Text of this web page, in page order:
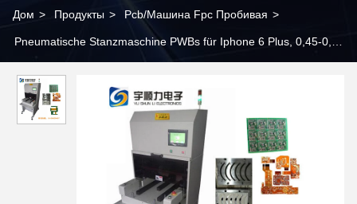
Дом > Продукты > Pcb/машина Fpc Пробивая >
Pneumatische Stanzmaschine PWBs für Iphone 6 Plus, 0,45-0,70